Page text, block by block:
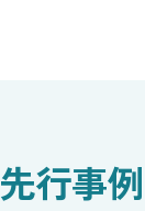
先行事例